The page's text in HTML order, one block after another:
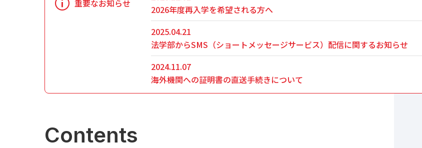
重要なお知らせ
2026年度再入学を希望される方へ
2025.04.21
法学部からSMS（ショートメッセージサービス）配信に関するお知らせ
2024.11.07
海外機関への証明書の直送手続きについて
Contents